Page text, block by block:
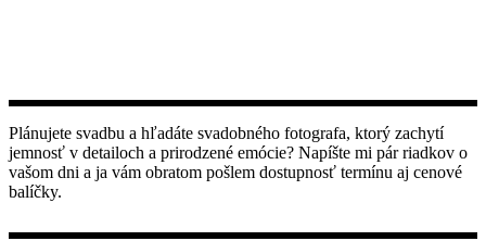
Plánujete svadbu a hľadáte svadobného fotografa, ktorý zachytí
jemnosť v detailoch a prirodzené emócie? Napíšte mi pár riadkov o
vašom dni a ja vám obratom pošlem dostupnosť termínu aj cenové
balíčky.